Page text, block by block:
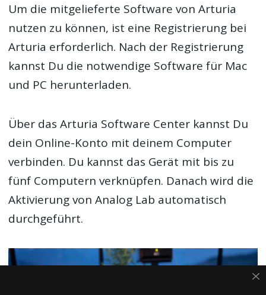
Um die mitgelieferte Software von Arturia
nutzen zu können, ist eine Registrierung bei
Arturia erforderlich. Nach der Registrierung
kannst Du die notwendige Software für Mac
und PC herunterladen.
Über das Arturia Software Center kannst Du
dein Online-Konto mit deinem Computer
verbinden. Du kannst das Gerät mit bis zu
fünf Computern verknüpfen. Danach wird die
Aktivierung von Analog Lab automatisch
durchgeführt.